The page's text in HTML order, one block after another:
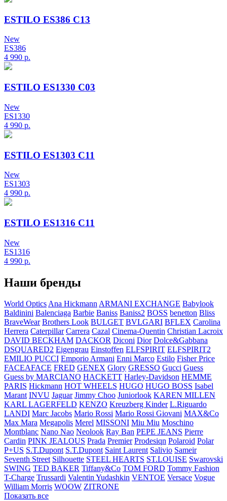
ESTILO ES386 C13
New
ES386
4 990 р.
ESTILO ES1330 C03
New
ES1330
4 990 р.
ESTILO ES1303 C11
New
ES1303
4 990 р.
ESTILO ES1316 C11
New
ES1316
4 990 р.
Наши бренды
World OpticsAna HickmannARMANI EXCHANGE Babylook
Baldinini Balenciaga Barbie Baniss Baniss2 BOSS benetton Bliss
BraveWear Brothers Look BULGET BVLGARI BFLEX Carolina
Herrera Caterpillar Carrera Cazal Cinema-Quentin Christian Lacroix
DAVID BECKHAM DACKOR Diconi Dior Dolce&Gabbana
DSQUARED2 Eigengrau Einstoffen ELFSPIRIT ELFSPIRIT2
EMILIO PUCCI Emporio Armani Enni Marco Estilo Fisher Price
FACEAFACE FRED GENEX Glory GRESSO Gucci Guess
Guess by MARCIANO HACKETT Harley-Davidson HEMME
PARIS Hickmann HOT WHEELS HUGO HUGO BOSS Isabel
Marant INVU Jaguar Jimmy Choo Juniorlook KAREN MILLEN
KARL LAGERFELD KENZO Kreuzberg Kinder L.Riguardo
LANDI Marc Jacobs Mario Rossi Mario Rossi Giovani MAX&Co
Max Mara Megapolis Merel MISSONI Miu Miu Moschino
Montblanc Nano Nao Neolook Ray Ban PEPE JEANS Pierre
Cardin PINK JEALOUS Prada Premier Prodesiqn Polaroid Polar
P+US S.T.Dupont S.T.Dupont Saint Laurent Salivio Sameir
Seventh Street Silhouette STEEL HEARTS ST.LOUISE Swarovski
SWING TED BAKER Tiffany&Co TOM FORD Tommy Fashion
T-Charge Trussardi Valentin Yudashkin VENTOE Versace Vogue
William Morris WOOW ZITRONE
Показать все